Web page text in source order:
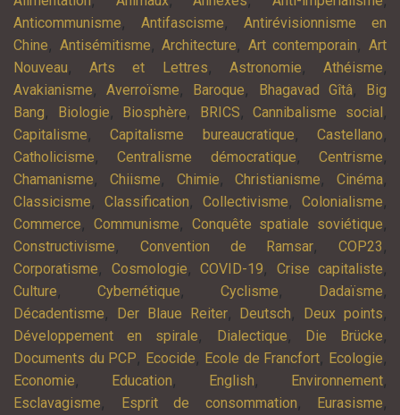
Anticommunisme, Antifascisme, Antirévisionnisme en
Chine, Antisémitisme,Architecture, Art contemporain,Art
Nouveau,Arts et Lettres, Astronomie,Athéisme,
Avakianisme,Averroïsme, Baroque, Bhagavad Gîtâ,
Big
Bang, Biologie, Biosphère, BRICS,Cannibalisme social ,
Capitalisme,Capitalisme bureaucratique,Castellano,
Catholicisme,Centralisme démocratique,Centrisme,
Chamanisme, Chiisme, Chimie,Christianisme, Cinéma,
Classicisme, Classification, Collectivisme, Colonialisme,
Commerce, Communisme, Conquête spatiale soviétique,
Constructivisme, Convention de Ramsar, COP23 ,
Corporatisme, Cosmologie, COVID-19, Crise capitaliste,
Culture, Cybernétique, Cyclisme, Dadaïsme,
Décadentisme, Der Blaue Reiter, Deutsch, Deux points,
Développement en spirale, Dialectique, Die Brücke,
Documents du PCP, Ecocide, Ecole de Francfort, Ecologie,
Economie, Education, English, Environnement,
Esclavagisme, Esprit de consommation, Eurasisme,